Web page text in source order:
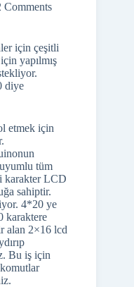
Comments
için çeşitli
yapılmış
diye
etmek için
tüm
karakter LCD
sahiptir.
4*20 ye
karaktere
alan 2×16 lcd
Bu iş için